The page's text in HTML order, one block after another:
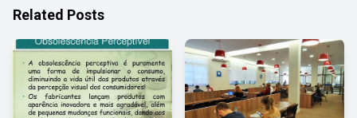
Related Posts